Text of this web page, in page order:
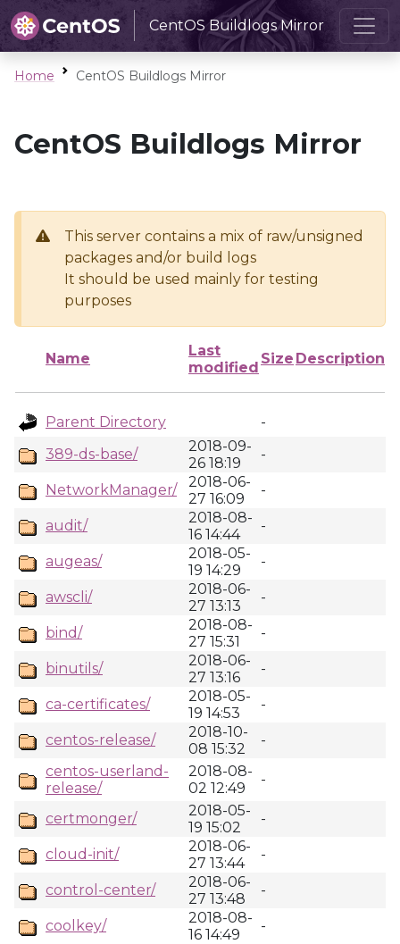
CentOS Buildlogs Mirror
Home CentOS Buildlogs Mirror
CentOS Buildlogs Mirror
This server contains a mix of raw/unsigned
packages and/or build logs
It should be used mainly for testing
purposes
Name
Last
modified
Size Description
Parent Directory
-
389-ds-base/
2018-09-
26 18:19
-
NetworkManager/
2018-06-
27 16:09
-
audit/
2018-08-
16 14:44
-
augeas/
2018-05-
19 14:29
-
awscli/
2018-06-
27 13:13
-
bind/
2018-08-
27 15:31
-
binutils/
2018-06-
27 13:16
-
ca-certificates/
2018-05-
19 14:53
-
centos-release/
2018-10-
08 15:32
-
centos-userland-
release/
2018-08-
02 12:49
-
certmonger/
2018-05-
19 15:02
-
cloud-init/
2018-06-
27 13:44
-
control-center/
2018-06-
27 13:48
-
coolkey/
2018-08-
16 14:49
-